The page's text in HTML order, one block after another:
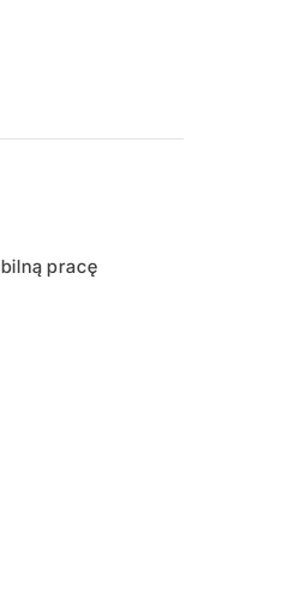
pracę